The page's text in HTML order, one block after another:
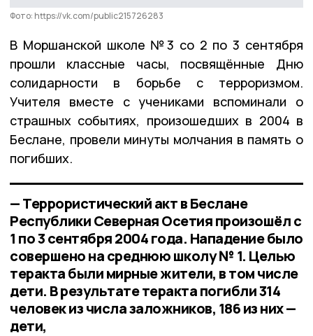
Фото: https://vk.com/public215726283
В Моршанской школе №3 со 2 по 3 сентября
прошли классные часы, посвящённые Дню
солидарности в борьбе с терроризмом.
Учителя вместе с учениками вспоминали о
страшных событиях, произошедших в 2004 в
Беслане, провели минуты молчания в память о
погибших.
— Террористический акт в Беслане
Республики Северная Осетия произошёл с
1 по 3 сентября 2004 года. Нападение было
совершено на среднюю школу № 1. Целью
теракта были мирные жители, в том числе
дети. В результате теракта погибли 314
человек из числа заложников, 186 из них —
дети,